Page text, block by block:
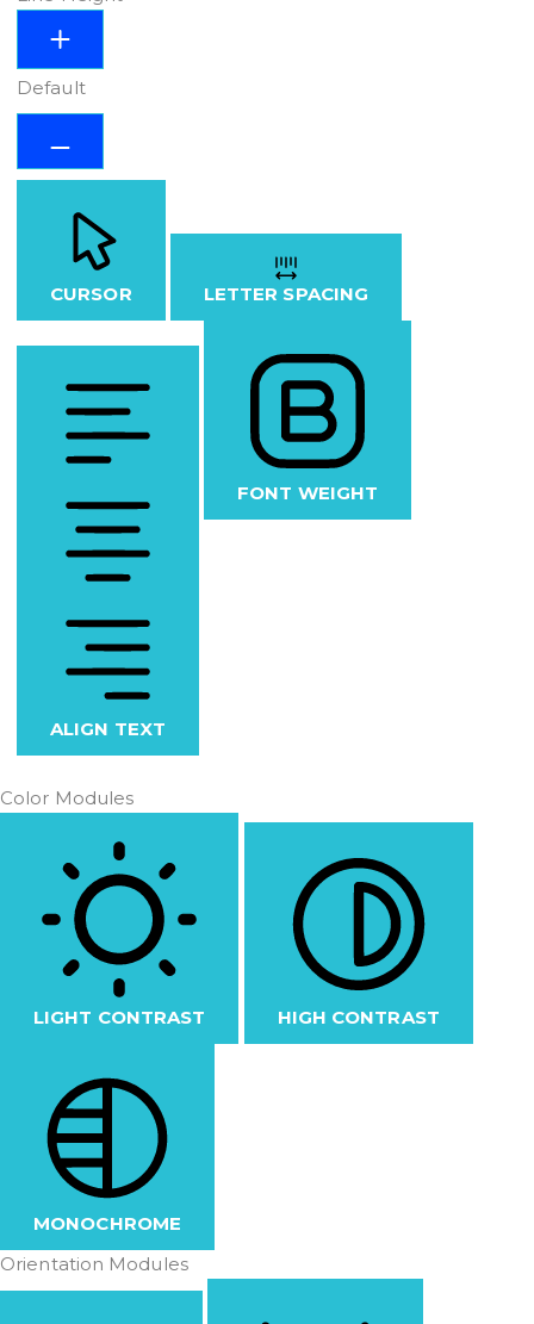
Default
CURSOR LETTER SPACING
ALIGN TEXT
FONT WEIGHT
Color Modules
LIGHT CONTRAST HIGH CONTRAST
MONOCHROME
Orientation Modules